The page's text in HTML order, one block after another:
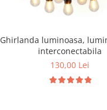
Ghirlanda luminoasa,
interconectabila
130,00 Lei